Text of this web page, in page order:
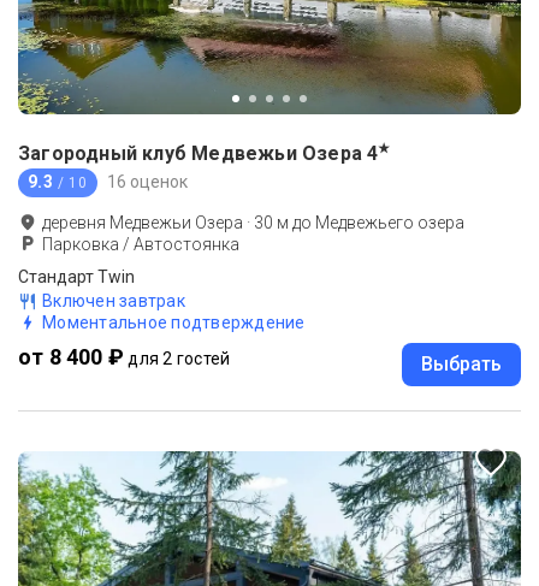
Загородный клуб Медвежьи Озера 4★
9.3 / 10 16 оценок
деревня Медвежьи Озера · 30 м до Медвежьего озера
Парковка / Автостоянка
Стандарт Twin
Включен завтрак
Моментальное подтверждение
от 8 400 ₽ для 2 гостей Выбрать